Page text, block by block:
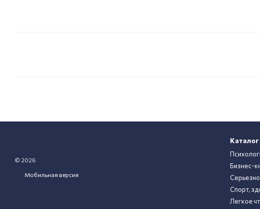
© 2026
Мобильная версия
Каталог
Бизнес-
Спорт,
Легкое